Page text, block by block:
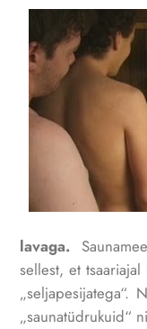
lavaga.
sellest, et
„seljapesijatega“.
„saunatüdrukuid“